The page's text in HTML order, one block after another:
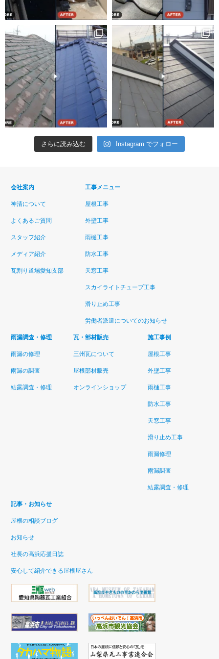
さらに読み込む Instagram でフォロー
会社案内
神清について
よくあるご質問
スタッフ紹介
メディア紹介
瓦割り道場愛知支部
工事メニュー
屋根工事
外壁工事
雨樋工事
防水工事
天窓工事
スカイライトチューブ工事
滑り止め工事
労働者派遣についてのお知らせ
雨漏調査・修理
雨漏の修理
雨漏の調査
結露調査・修理
瓦・部材販売
三州瓦について
屋根部材販売
オンラインショップ
施工事例
屋根工事
外壁工事
雨樋工事
防水工事
天窓工事
滑り止め工事
雨漏修理
雨漏調査
結露調査・修理
記事・お知らせ
屋根の相談ブログ
お知らせ
社長の高浜応援日誌
安心して紹介できる屋根屋さん